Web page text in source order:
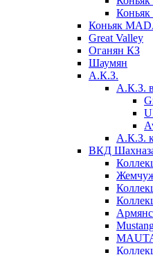
Коньяк
Коньяк
Great Valley
Оганян КЗ
Шаумян
А.К.З.
А.К.З.
А.К.З.
ВКД